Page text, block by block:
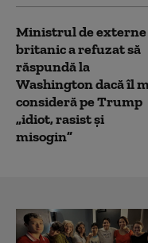
Ministrul de externe
britanic a refuzat să
răspundă la
Washington dacă îl
consideră pe Trump
„idiot, rasist şi
misogin”